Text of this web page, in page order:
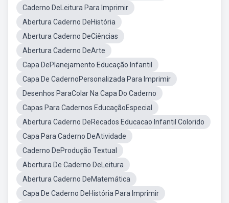
Caderno DeLeitura Para Imprimir
Abertura Caderno DeHistória
Abertura Caderno DeCiências
Abertura Caderno DeArte
Capa DePlanejamento Educação Infantil
Capa De CadernoPersonalizada Para Imprimir
Desenhos ParaColar Na Capa Do Caderno
Capas Para Cadernos EducaçãoEspecial
Abertura Caderno DeRecados Educacao Infantil Colorido
Capa Para Caderno DeAtividade
Caderno DeProdução Textual
Abertura De Caderno DeLeitura
Abertura Caderno DeMatemática
Capa De Caderno DeHistória Para Imprimir